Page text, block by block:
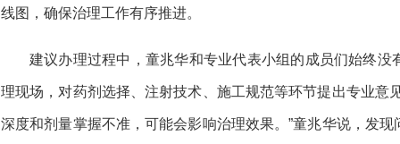
线图，确保治理工作有序推进。
建议办理过程中，童兆华和专业代表小组的成员们始终
理现场，对药剂选择、注射技术、施工规范等环节提出专业意
深度和剂量掌握不准，可能会影响治理效果。”童兆华说，发